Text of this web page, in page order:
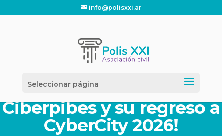
info@polisxxi.ar
Seleccionar página
¡Arrancamos con todo:
Ciberpibes y su regreso a
CyberCity 2026!